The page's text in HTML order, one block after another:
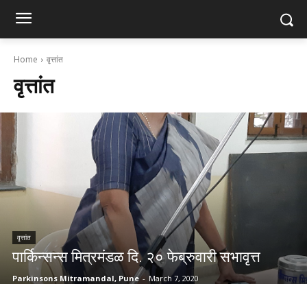
Home वृत्तांत
वृत्तांत
वृत्तांत
पार्किन्सन्स मित्रमंडळ दि. २० फेब्रुवारी सभावृत्त
Parkinsons Mitramandal, Pune - March 7, 2020